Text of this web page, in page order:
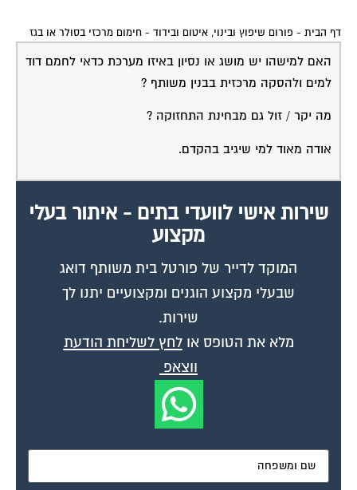
האם למישהו יש מושג או נסיון באיזו מערכת כדאי לחמם דוד
למים ולהסקה מרכזית בבנין משותף ?
מקצוע
המוקד לדייר של פורטל בית משותף דואג
שבעלי מקצוע הוגנים ומקצועיים יתנו לך
שירות.
מלא את הטופס אולחץ לשליחת הודעת
ווצאפ